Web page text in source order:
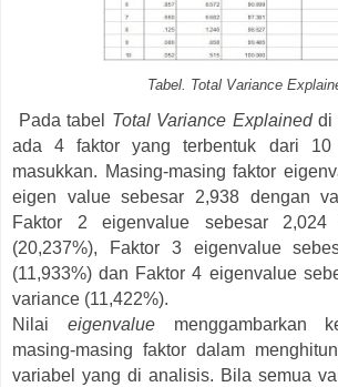
Tabel. Total Variance
Pada tabel Total Variance Explained di
ada 4 faktor yang terbentuk dari
masukkan. Masing-masing faktor
eigen value sebesar 2,938 dengan
Faktor 2 eigenvalue sebesar 2,024
(20,237%), Faktor 3 eigenvalue
(11,933%) dan Faktor 4 eigenvalue
variance (11,422%).
Nilai eigenvaluemenggambarkan
masing-masing faktor dalam
variabel yang di analisis. Bila semua